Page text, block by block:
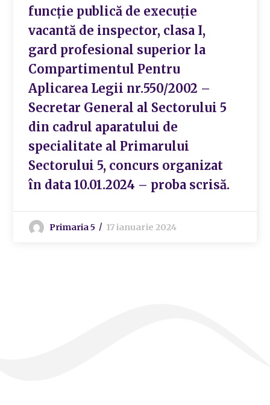
funcție publică de execuție
vacantă de inspector, clasa I,
gard profesional superior la
Compartimentul Pentru
Aplicarea Legii nr.550/2002 –
Secretar General al Sectorului 5
din cadrul aparatului de
specialitate al Primarului
Sectorului 5, concurs organizat
în data 10.01.2024 – proba scrisă.
Primaria 5 17 ianuarie 2024